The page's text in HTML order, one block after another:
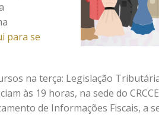
para se
na terça: Legislação
às 19 horas, na sede do
de Informações Fiscais, a